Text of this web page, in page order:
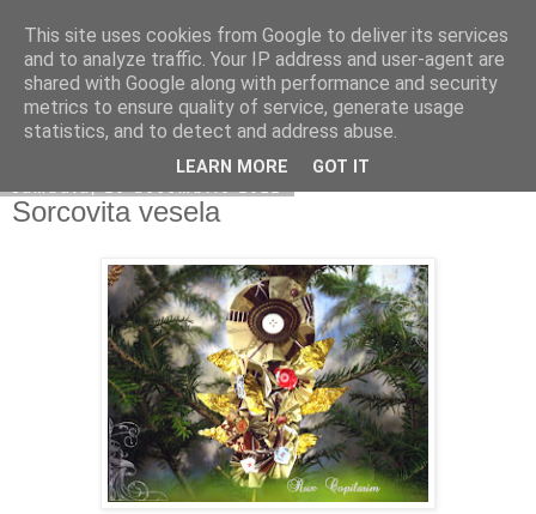
Copilarim
Sorcovita vesela
This site uses cookies from Google to deliver its services
and to analyze traffic. Your IP address and user-agent are
shared with Google along with performance and security
metrics to ensure quality of service, generate usage
statistics, and to detect and address abuse.
LEARN MORE GOT IT